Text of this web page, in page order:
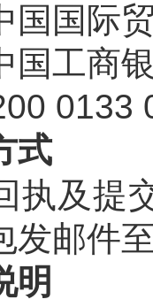
国国际
国工商
0133
式
执及提
发邮件
明